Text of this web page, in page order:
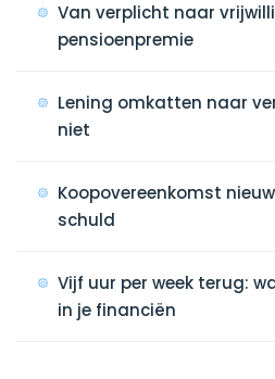
Van verplicht naar
pensioenpremie
Lening omkatten naar
niet
Koopovereenkomst
schuld
Vijf uur per week terug:
in je financiën